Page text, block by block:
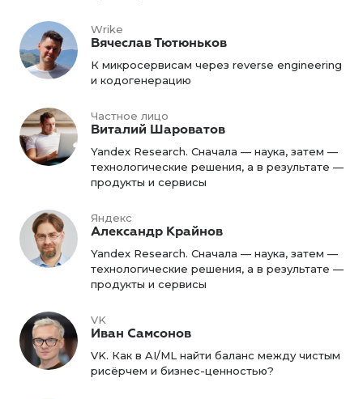
Wrike
Вячеслав Тютюньков
К микросервисам через reverse engineering
и кодогенерацию
Частное лицо
Виталий Шароватов
Yandex Research. Сначала — наука, затем —
технологические решения, а в результате —
продукты и сервисы
Яндекс
Александр Крайнов
Yandex Research. Сначала — наука, затем —
технологические решения, а в результате —
продукты и сервисы
VK
Иван Самсонов
VK. Как в AI/ML найти баланс между чистым
рисёрчем и бизнес-ценностью?